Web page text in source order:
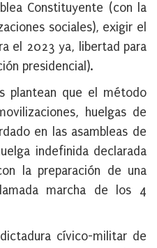
Constituyente (con la
sociales), exigir el
el 2023 ya, libertad para
presidencial).
plantean que el método
huelgas de
en las asambleas de
indefinida declarada
la preparación de una
marcha de los 4
cívico-militar de